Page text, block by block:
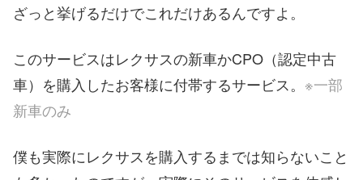
ざっと挙げるだけでこれだけあるんですよ。
このサービスはレクサスの新車かCPO（認定中古
車）を購入したお客様に付帯するサービス。 ※一部
新車のみ
僕も実際にレクサスを購入するまでは知らないこと